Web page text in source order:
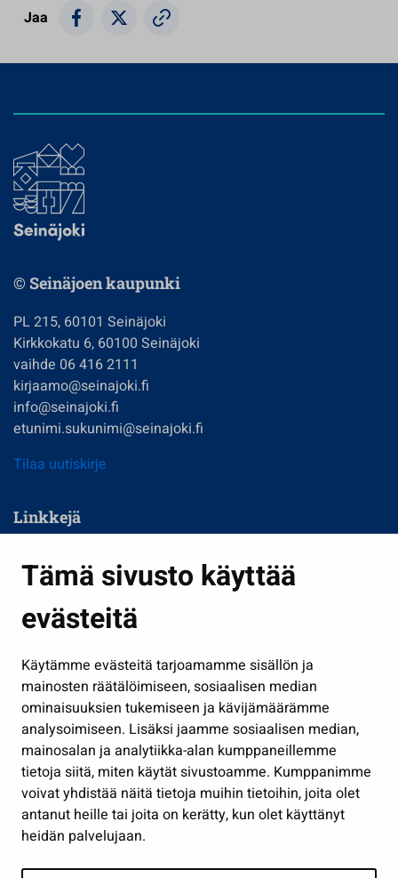
Tämä sivusto käyttää
evästeitä
Käytämme evästeitä tarjoamamme sisällön ja
mainosten räätälöimiseen, sosiaalisen median
ominaisuuksien tukemiseen ja kävijämäärämme
analysoimiseen. Lisäksi jaamme sosiaalisen median,
mainosalan ja analytiikka-alan kumppaneillemme
tietoja siitä, miten käytät sivustoamme. Kumppanimme
voivat yhdistää näitä tietoja muihin tietoihin, joita olet
antanut heille tai joita on kerätty, kun olet käyttänyt
heidän palvelujaan.
Jaa
© Seinäjoen kaupunki
PL 215, 60101 Seinäjoki
Kirkkokatu 6, 60100 Seinäjoki
vaihde 06 416 2111
kirjaamo@seinajoki.fi
info@seinajoki.fi
etunimi.sukunimi@seinajoki.fi
Tilaa uutiskirje
Linkkejä
Kasvatus ja opetus
Kulttuuri ja liikunta
Työ ja yrittäminen
Osallistu ja asioi
Näytä omat evästeasetukseni
Seuraa meitä